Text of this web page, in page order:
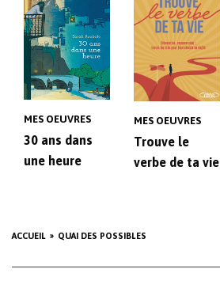
ACCUEIL QUAI DES POSSIBLES
MES OEUVRES
30 ans dans
une heure
MES OEUVRES
Trouve le
verbe de ta vie